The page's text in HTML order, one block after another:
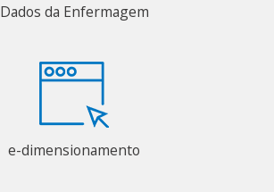
Dados da Enfermagem
e-dimensionamento